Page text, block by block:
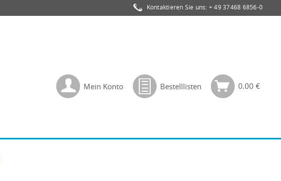
Kontaktieren Sie uns: + 49 37468 6856-0
Mein Konto Bestelllisten 0,00 €